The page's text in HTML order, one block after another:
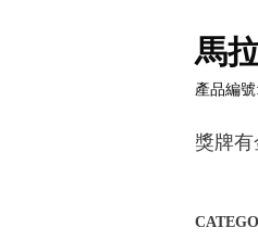
馬
產品編號
獎牌有